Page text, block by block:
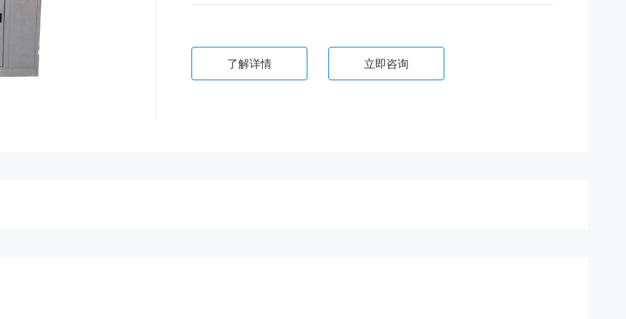
内，从而达到快速温度
了解详情 立即咨询